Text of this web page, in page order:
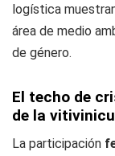
logística
área de medio
de género.
El techo de
de la
La participación